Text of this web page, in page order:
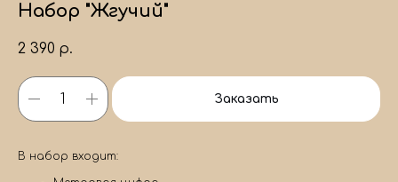
Набор "Жгучий"
2 390 р.
Заказать
В набор входит: